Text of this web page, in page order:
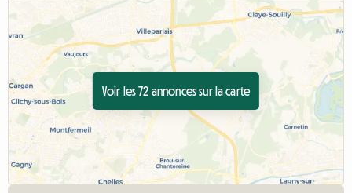
Voir les 72 annonces sur la carte